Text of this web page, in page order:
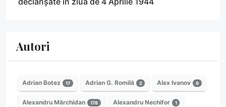
Autori
Adrian Botez 17 Adrian G. Romilă 2 Alex Ivanov 9
Alexandru Mărchidan 178 Alexandru Nechifor 1